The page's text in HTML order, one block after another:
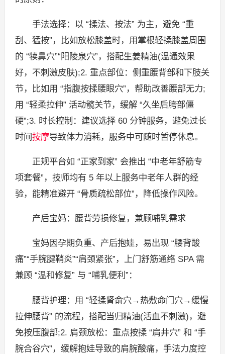
手法选择：以 “揉法、按法” 为主，避免 “重
刮、猛按”，比如放松膝盖时，用掌根轻揉膝盖周围
的 “犊鼻穴”“阳陵泉穴”，搭配生姜精油(温通效果
好，不刺激皮肤);2. 重点部位：侧重腰背部和下肢关
节，比如用 “指腹按揉腰眼穴”，帮助改善腰部无力;
用 “轻柔拉伸” 活动髋关节，缓解 “久坐后胯部僵
硬”;3. 时长控制：建议选择 60 分钟服务，避免过长
时间按摩导致体力消耗，服务中可随时暂停休息。
正规平台如 “正家到家” 会推出 “中老年舒筋专
项套餐”，技师均有 5 年以上服务中老年人群的经
验，能精准避开 “骨质疏松部位”，降低操作风险。
产后宝妈：腰背劳损修复，兼顾哺乳需求
宝妈因孕期负重、产后抱娃，易出现 “腰背酸
痛”“手腕腱鞘炎”“肩颈紧张”，上门舒筋通络 SPA 需
兼顾 “温和修复” 与 “哺乳便利”：
腰背护理：用 “轻揉肾俞穴→热敷命门穴→缓慢
拉伸腰背” 的流程，搭配当归精油(活血不刺激)，避
免按压腹部;2. 肩颈放松：重点按揉 “肩井穴” 和 “手
腕合谷穴”，缓解抱娃导致的肩腕酸痛，手法力度控